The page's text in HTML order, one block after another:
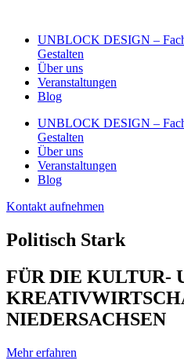
wechselnUNBLOCK DESIGN –
Gestalten
Über uns
Veranstaltungen
Blog
UNBLOCK DESIGN –
Gestalten
Über uns
Veranstaltungen
Blog
Kontakt aufnehmen
Politisch Stark
FÜR DIE KULTUR-
NIEDERSACHSEN
Mehr erfahren